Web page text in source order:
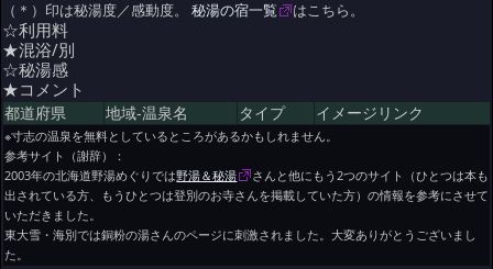
（＊）印は秘湯度／感動度。秘湯の宿一覧 はこちら。
☆利用料
★混浴/別
☆秘湯感
★コメント
都道府県 地域-温泉名 タイプ イメージリンク
※寸志の温泉を無料としているところがあるかもしれません。
参考サイト（謝辞）：
2003年の北海道野湯めぐりでは野湯＆秘湯
さんと他にもう2つのサイト（ひとつは本も
出されている方、もうひとつは登別のお寺さんを掲載していた方）の情報を参考にさせて
いただきました。
東大雪・海別では銅粉の湯さんのページに刺激されました。大変ありがとうございまし
た。